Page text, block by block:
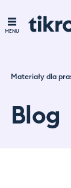
MENU
Blog
Moje konto
Logowanie
Rejestracja
Materiały dla
Blog